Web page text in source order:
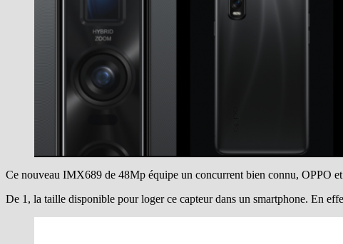
Ce nouveau IMX689 de 48Mp équipe un concurrent bien connu, OPPO
De 1, la taille disponible pour loger ce capteur dans un smartphone. En